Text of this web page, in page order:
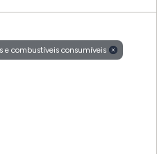
e combustíveis consumíveis